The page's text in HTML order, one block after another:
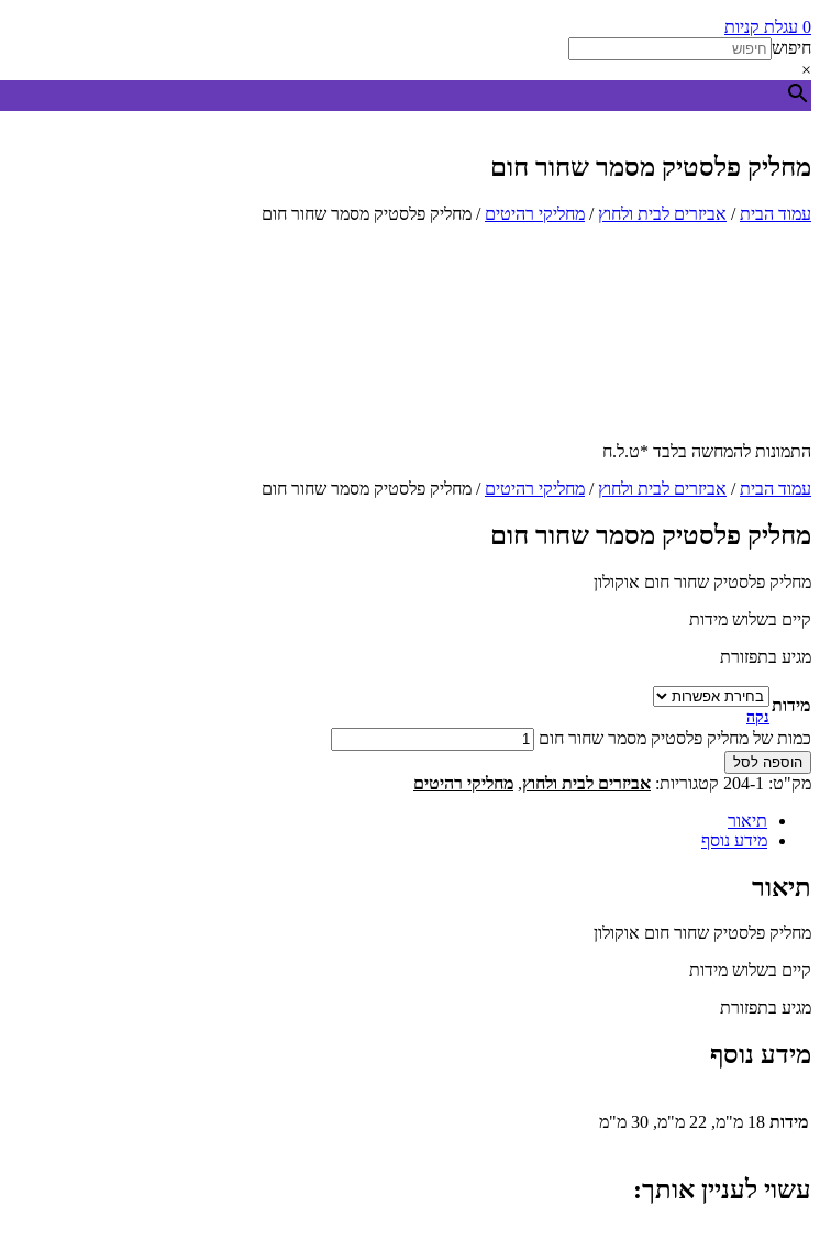
0 עגלת קניות
חיפוש
×
מחליק פלסטיק מסמר שחור חום
עמוד הבית/ אביזרים לבית ולחוץ / מחליקי רהיטים / מחליק פלסטיק מסמר שחור חום
התמונות להמחשה בלבד *ט.ל.ח
עמוד הבית/ אביזרים לבית ולחוץ / מחליקי רהיטים / מחליק פלסטיק מסמר שחור חום
מחליק פלסטיק מסמר שחור חום
מחליק פלסטיק שחור חום אוקולון
קיים בשלוש מידות
מגיע בתפזורת
מידות
נקה
כמות של מחליק פלסטיק מסמר שחור חום
הוספה לסל
מק"ט: 204-1 קטגוריות: אביזרים לבית ולחוץ, מחליקי רהיטים
תיאור
מידע נוסף
תיאור
מחליק פלסטיק שחור חום אוקולון
קיים בשלוש מידות
מגיע בתפזורת
מידע נוסף
מידות 18 מ"מ, 22 מ"מ, 30 מ"מ
עשוי לעניין אותך: